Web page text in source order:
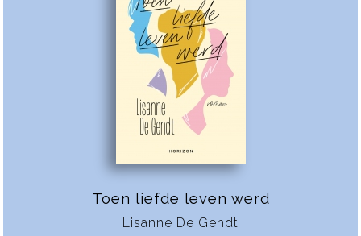
Toen liefde leven werd
Lisanne De Gendt